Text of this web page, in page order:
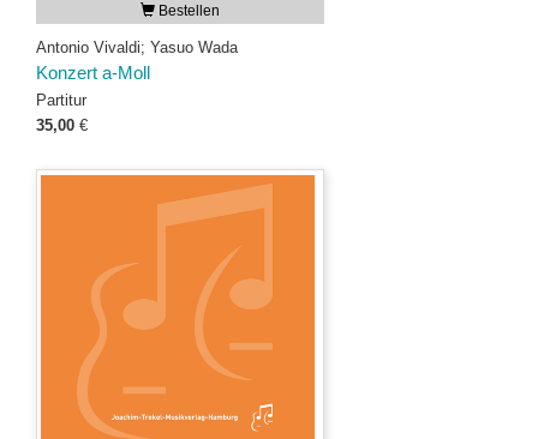
Bestellen
Antonio Vivaldi; Yasuo Wada
Konzert a-Moll
Partitur
35,00 €